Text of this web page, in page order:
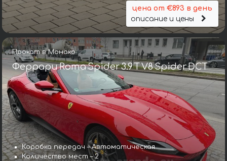
цена от €893 в день
описание и цены
Прокат в Монако
Феррари Roma Spider 3.9 T V8 Spider DCT
Коробка передач – Автоматическая
Количество мест – 2